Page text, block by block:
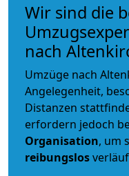
Wir sind die
nach
Umzüge nach
Angelegenheit,
Distanzen
erfordern jedoch
Organisation, um
reibungslos